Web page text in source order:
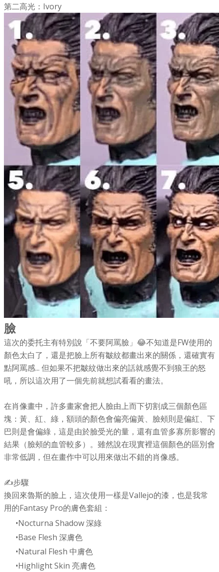
第二高光：Ivory
臉
這次的委托主有特別說「不要阿罵臉」😂不知道是FW使用的
顏色太白了，還是把臉上所有皺紋都畫出來的關係，還確實有
點阿罵感... 但如果不把皺紋做出來的話就感覺不到狼王的怒
吼，所以這次用了一個先前就想試看看的畫法。
在肖像畫中，許多畫家會把人臉由上而下切割成三個顏色區
塊：黃、紅、綠，額頭的顏色會偏亮偏黃、臉頰則是偏紅、下
巴則是會偏綠，這是由於臉受光的量，還有血管多寡所影響的
結果（臉頰的血管較多）。雖然說在現實裡這個顏色的區別會
非常低調，但在畫作中可以用來做出不錯的肖像感。
✍️步驟
換回來魯斯的臉上，這次使用一樣是Vallejo的漆，也是我常
用的Fantasy Pro的膚色套組：
Nocturna Shadow 深綠
Base Flesh 深膚色
Natural Flesh 中膚色
Highlight Skin 亮膚色